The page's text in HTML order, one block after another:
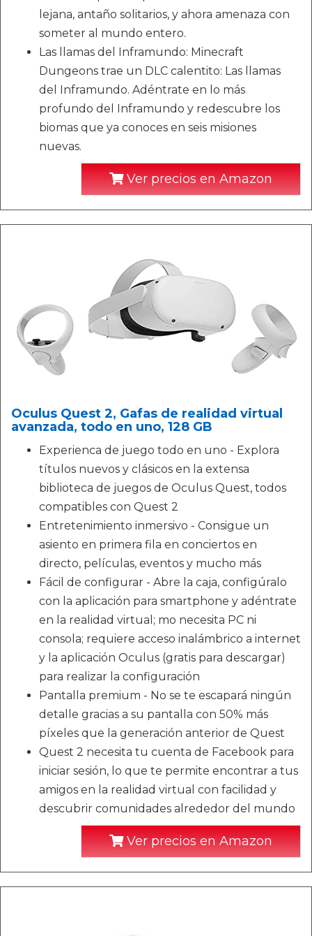
lejana, antaño solitarios, y ahora amenaza con
someter al mundo entero.
Las llamas del Inframundo: Minecraft
Dungeons trae un DLC calentito: Las llamas
del Inframundo. Adéntrate en lo más
profundo del Inframundo y redescubre los
biomas que ya conoces en seis misiones
nuevas.
Ver precios en Amazon
Oculus Quest 2, Gafas de realidad virtual
avanzada, todo en uno, 128 GB
Experienca de juego todo en uno - Explora
títulos nuevos y clásicos en la extensa
biblioteca de juegos de Oculus Quest, todos
compatibles con Quest 2
Entretenimiento inmersivo - Consigue un
asiento en primera fila en conciertos en
directo, películas, eventos y mucho más
Fácil de configurar - Abre la caja, configúralo
con la aplicación para smartphone y adéntrate
en la realidad virtual; mo necesita PC ni
consola; requiere acceso inalámbrico a internet
y la aplicación Oculus (gratis para descargar)
para realizar la configuración
Pantalla premium - No se te escapará ningún
detalle gracias a su pantalla con 50% más
píxeles que la generación anterior de Quest
Quest 2 necesita tu cuenta de Facebook para
iniciar sesión, lo que te permite encontrar a tus
amigos en la realidad virtual con facilidad y
descubrir comunidades alrededor del mundo
Ver precios en Amazon